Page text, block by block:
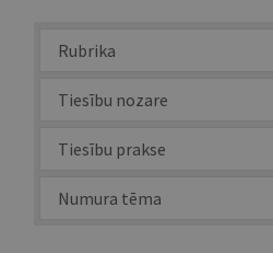
Rubrika
Tiesību nozare
Tiesību prakse
Numura tēma